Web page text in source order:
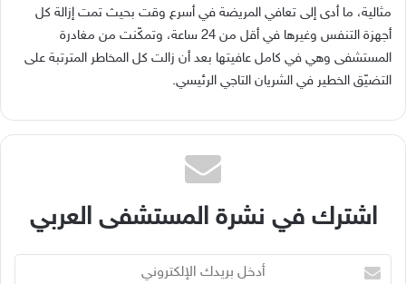
مثالية، ما أدى إلى تعافي المريضة في أسرع وقت بحيث تمت إزالة كل
أجهزة التنفس وغيرها في أقل من
ساعة، وتمكّنت من مغادرة
المستشفى وهي في كامل عافيتها بعد أن زالت كل المخاطر المترتبة على
التضيّق الخطير في الشريان التاجي الرئيسي.
اشترك في نشرة المستشفى العربي